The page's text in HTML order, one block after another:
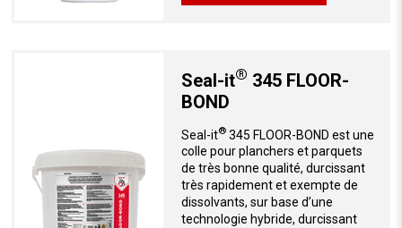
Seal-it® 345 FLOOR-
BOND
Seal-it®345 FLOOR-BOND est une
colle pour planchers et parquets
de très bonne qualité, durcissant
très rapidement et exempte de
dissolvants, sur base d’une
technologie hybride, durcissant